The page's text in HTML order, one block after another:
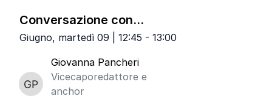
Conversazione con...
Giugno, martedì 09 | 12:45 - 13:00
Giovanna Pancheri
Vicecaporedattore e
anchor